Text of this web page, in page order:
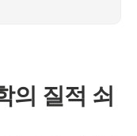
의 질적 쇠